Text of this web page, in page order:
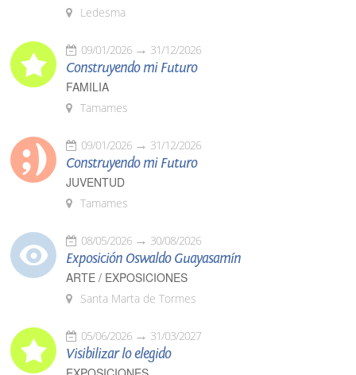
Ledesma
09/01/2026 31/12/2026
Construyendo mi Futuro
FAMILIA
Tamames
09/01/2026 31/12/2026
Construyendo mi Futuro
JUVENTUD
Tamames
08/05/2026 30/08/2026
Exposición Oswaldo Guayasamín
ARTE / EXPOSICIONES
Santa Marta de Tormes
05/06/2026 31/03/2027
Visibilizar lo elegido